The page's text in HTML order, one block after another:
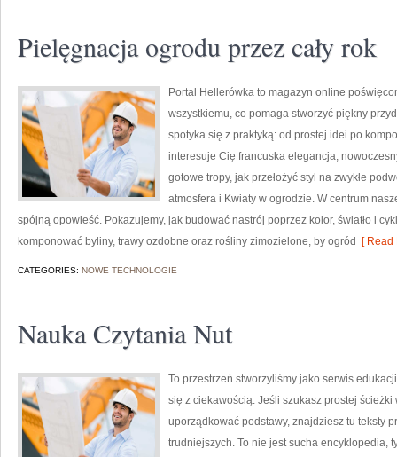
Pielęgnacja ogrodu przez cały rok
Portal Hellerówka to magazyn online
wszystkiemu, co pomaga stworzyć piękny
spotyka się z praktyką: od prostej idei po
interesuje Cię francuska elegancja,
gotowe tropy, jak przełożyć styl na zwykłe
atmosfera i Kwiaty w ogrodzie. W centrum
spójną opowieść. Pokazujemy, jak budować nastrój poprzez kolor, światło i
komponować byliny, trawy ozdobne oraz rośliny zimozielone, by ogród
[ Read
CATEGORIES: NOWE TECHNOLOGIE
Nauka Czytania Nut
To przestrzeń stworzyliśmy jako serwis
się z ciekawością. Jeśli szukasz prostej
uporządkować podstawy, znajdziesz tu teksty
trudniejszych. To nie jest sucha encyklopedia,